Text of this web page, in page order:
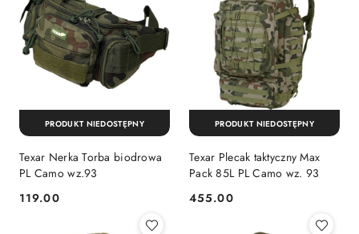
Texar Nerka Torba biodrowa
PL Camo wz.93
Cena:
119.00
PRODUKT NIEDOSTĘPNY
Texar Plecak taktyczny Max
Pack 85L PL Camo wz. 93
Cena:
455.00
PRODUKT NIEDOSTĘPNY